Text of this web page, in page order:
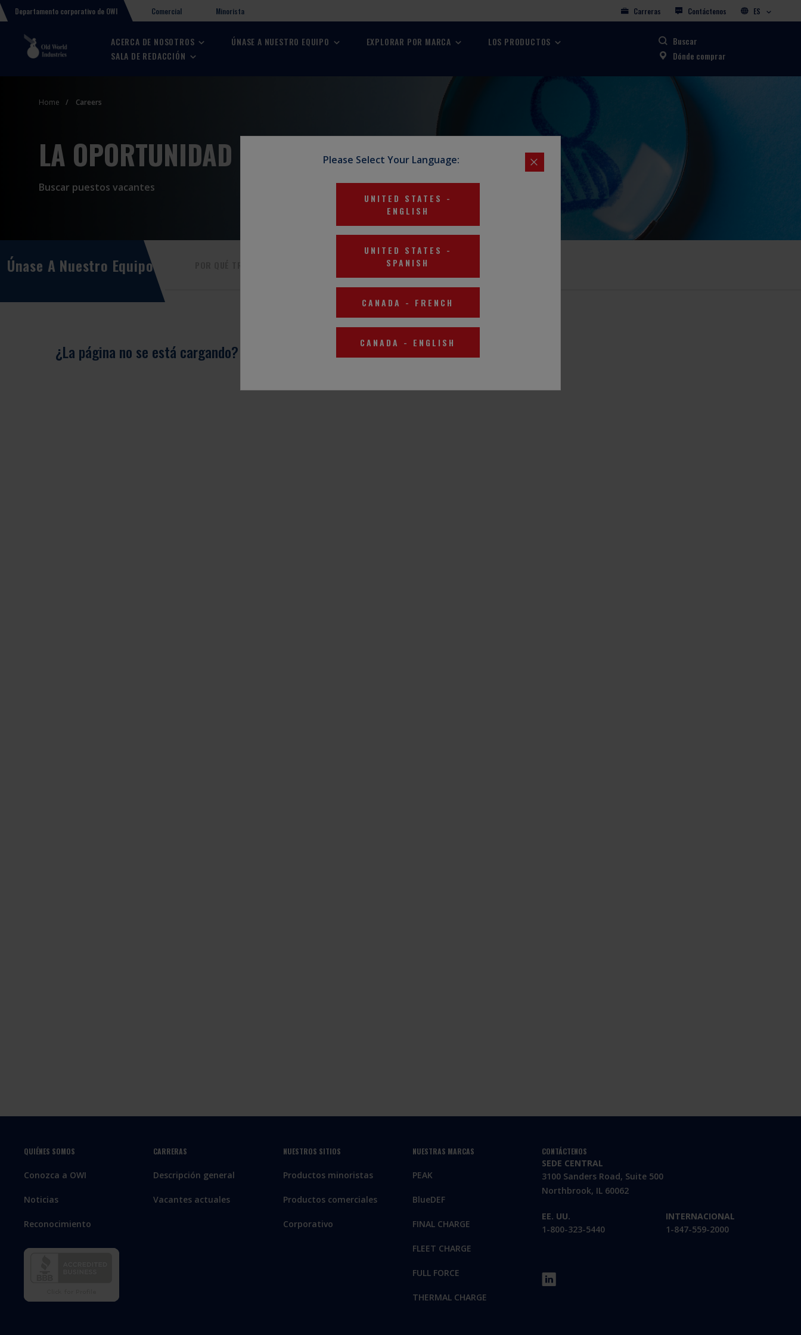
Please Select Your Language:
UNITED STATES -
ENGLISH
UNITED STATES -
SPANISH
CANADA - FRENCH
CANADA - ENGLISH
Departamento corporativo de OWI Comercial Minorista Carreras Contáctenos ES
ACERCA DE NOSOTROS ÚNASE A NUESTRO EQUIPO EXPLORAR POR MARCA
LOS PRODUCTOS
SALA DE REDACCIÓN
Buscar
Dónde comprar
Home Careers
LA OPORTUNIDAD HA LLEGADO
Buscar puestos vacantes
Únase A Nuestro Equipo: ÚNASE A NUESTRO EQUIPO
¿La página no se está cargando?
QUIÉNES SOMOS
Conozca a OWI
Noticias
Reconocimiento
CARRERAS
Descripción general
Vacantes actuales
NUESTROS SITIOS
Productos minoristas
Productos comerciales
Corporativo
NUESTRAS MARCAS
PEAK
BlueDEF
FINAL CHARGE
FLEET CHARGE
FULL FORCE
THERMAL CHARGE
CONTÁCTENOS
SEDE CENTRAL
3100 Sanders Road, Suite 500
Northbrook, IL 60062
EE. UU.
1-800-323-5440
INTERNACIONAL
1-847-559-2000